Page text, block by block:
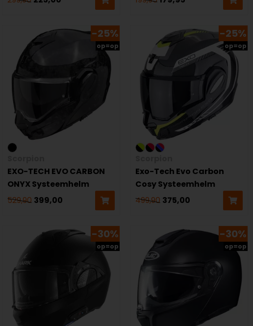
-25%
op=op
EXO-TECH EVO CARBON
ONYX Systeemhelm
529,90 399,00
-25%
op=op
Exo-Tech Evo Carbon
Cosy Systeemhelm
499,90 375,00
-30%
op=op
-30%
op=op